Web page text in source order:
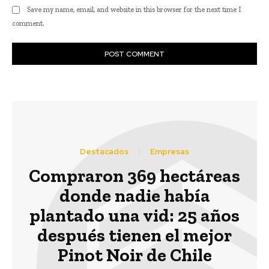
Save my name, email, and website in this browser for the next time I
comment.